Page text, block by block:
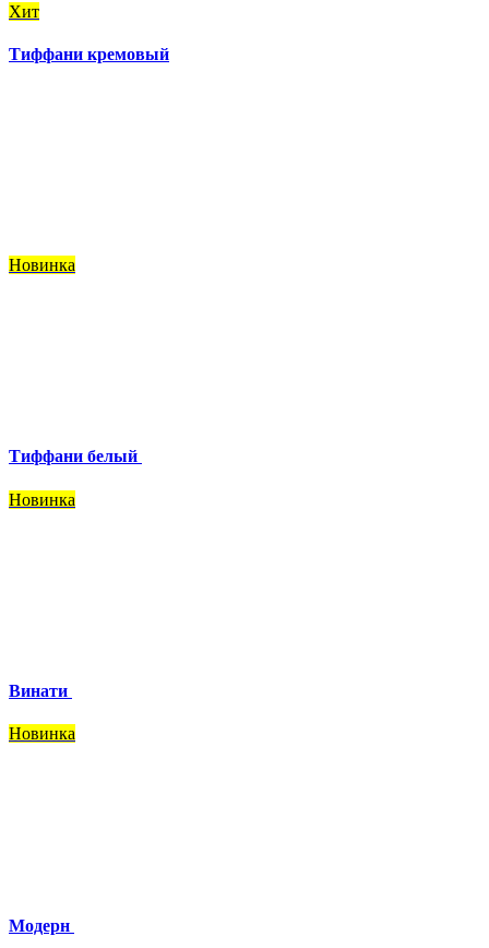
Хит
Тиффани кремовый
Новинка
Тиффани белый
Новинка
Винати
Новинка
Модерн